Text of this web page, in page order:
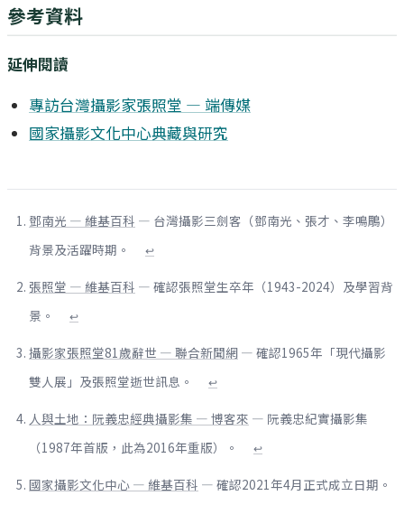
參考資料
延伸閱讀
專訪台灣攝影家張照堂 — 端傳媒
國家攝影文化中心典藏與研究
鄧南光 — 維基百科 — 台灣攝影三劍客（鄧南光、張才、李鳴鵰）
背景及活躍時期。
↩
張照堂 — 維基百科 — 確認張照堂生卒年（1943-2024）及學習背
景。
↩
攝影家張照堂81歲辭世 — 聯合新聞網 — 確認1965年「現代攝影
雙人展」及張照堂逝世訊息。
↩
人與土地：阮義忠經典攝影集 — 博客來 — 阮義忠紀實攝影集
（1987年首版，此為2016年重版）。
↩
國家攝影文化中心 — 維基百科 — 確認2021年4月正式成立日期。